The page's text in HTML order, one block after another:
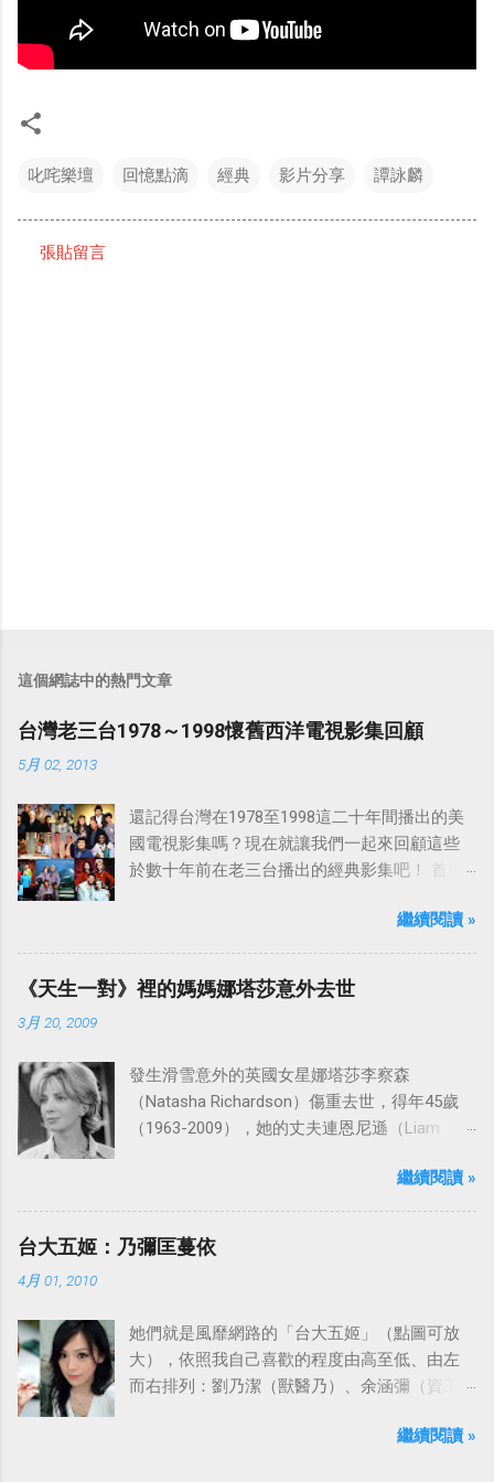
叱咤樂壇 回憶點滴 經典 影片分享 譚詠麟
張貼留言
這個網誌中的熱門文章
台灣老三台1978～1998懷舊西洋電視影集回顧
5月 02, 2013
還記得台灣在1978至1998這二十年間播出的美
國電視影集嗎？現在就讓我們一起來回顧這些
於數十年前在老三台播出的經典影集吧！ 首先
「愛之船」（The Love Boat），這部影集最早
是在1977年9月24日至1986年5月24日於美國
ABC頻道首播，共播出了249集。 令人懷念的愛
之船旋律：
繼續閱讀 »
《天生一對》裡的媽媽娜塔莎意外去世
3月 20, 2009
發生滑雪意外的英國女星娜塔莎李察森
（Natasha Richardson）傷重去世，得年45歲
（1963-2009），她的丈夫連恩尼遜（Liam
到傷心，希望外界給他們空間撫平傷痛。繼續閱讀 »
台大五姬：乃彌匡蔓依
4月 01, 2010
她們就是風靡網路的「台大五姬」（點圖可放
大），依照我自己喜歡的程度由高至低、由左
而右排列：劉乃潔（獸醫乃）、余涵彌（資工
蔓）、吳依潔（戲劇依）；這五位正妹透過網
繼續閱讀 »